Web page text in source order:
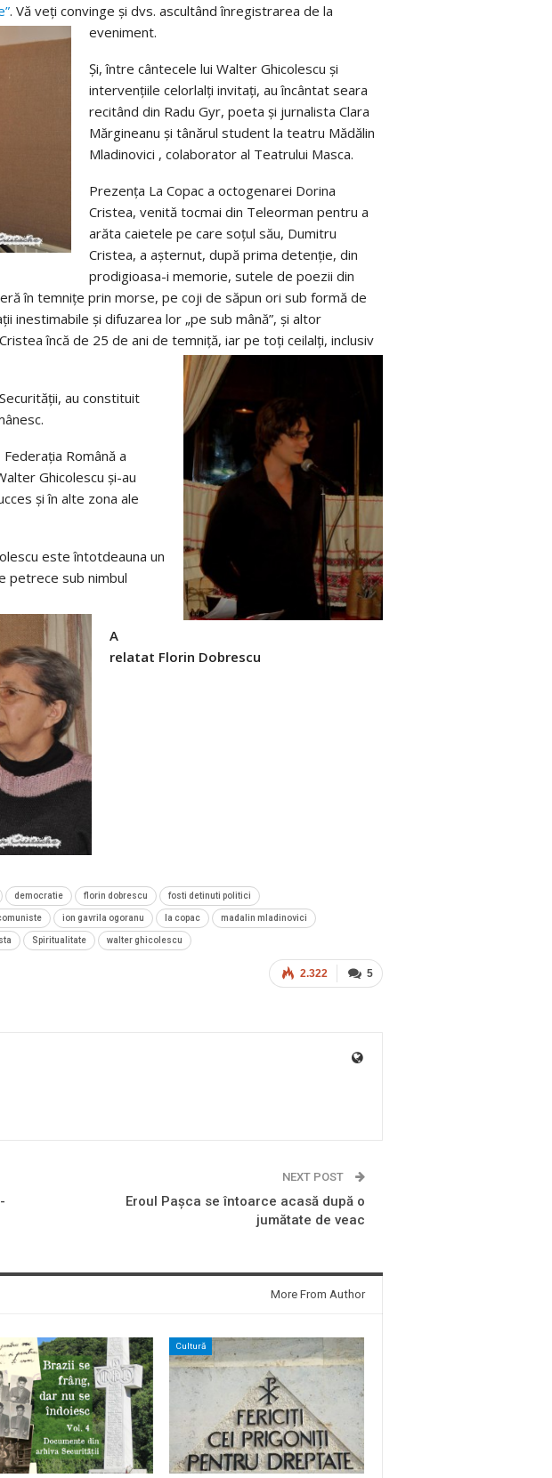
. Vă veţi convinge şi dvs. ascultând înregistrarea de la
eveniment.
Şi, între cântecele lui Walter Ghicolescu şi
intervenţiile celorlalţi invitaţi, au încântat seara
recitând din Radu Gyr, poeta şi jurnalista Clara
Mărgineanu şi tânărul student la teatru Mădălin
Mladinovici , colaborator al Teatrului Masca.
Prezenţa La Copac a octogenarei Dorina
Cristea, venită tocmai din Teleorman pentru a
arăta caietele pe care soţul său, Dumitru
Cristea, a aşternut, după prima detenţie, din
prodigioasa-i memorie, sutele de poezii din
în temniţe prin morse, pe coji de săpun ori sub formă de
inestimabile şi difuzarea lor „pe sub mână”, şi altor
încă de 25 de ani de temniţă, iar pe toţi ceilalţi, inclusiv
au constituit
Federaţia Română a
Ghicolescu şi-au
şi în alte zona ale
este întotdeauna un
petrece sub nimbul
A
relatat Florin Dobrescu
democratie florin dobrescu fosti detinuti politici
ion gavrila ogoranu la copac madalin mladinovici
Spiritualitate walter ghicolescu
5
2.322
NEXT POST
Eroul Paşca se întoarce acasă după o
jumătate de veac
More From Author
Cultură